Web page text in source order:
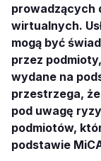
prowadzących
wirtualnych.
mogą być
przez
wydane na
przestrzega,
pod uwagę
podmiotów,
podstawie